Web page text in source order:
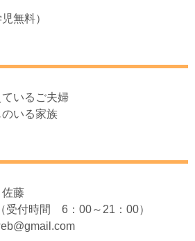
無料）
ているご夫婦
のいる家族
藤
受付時間 6：00～21：00）